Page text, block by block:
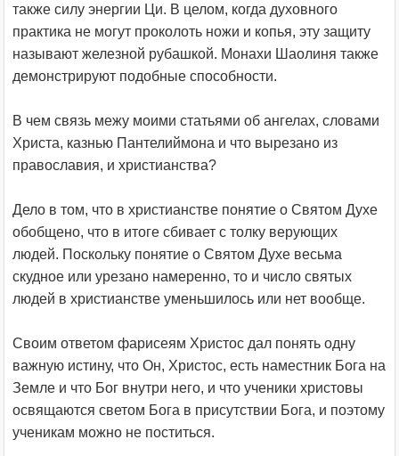
также силу энергии Ци. В целом, когда духовного
практика не могут проколоть ножи и копья, эту защиту
называют железной рубашкой. Монахи Шаолиня также
демонстрируют подобные способности.
В чем связь межу моими статьями об ангелах, словами
Христа, казнью Пантелиймона и что вырезано из
православия, и христианства?
Дело в том, что в христианстве понятие о Святом Духе
обобщено, что в итоге сбивает с толку верующих
людей. Поскольку понятие о Святом Духе весьма
скудное или урезано намеренно, то и число святых
людей в христианстве уменьшилось или нет вообще.
Своим ответом фарисеям Христос дал понять одну
важную истину, что Он, Христос, есть наместник Бога на
Земле и что Бог внутри него, и что ученики христовы
освящаются светом Бога в присутствии Бога, и поэтому
ученикам можно не поститься.